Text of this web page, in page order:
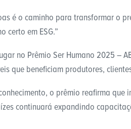
é o caminho para transformar o
certo em ESG.”
no Prêmio Ser Humano 2025 –
que beneficiam produtores,
o prêmio reafirma
continuará expandindo